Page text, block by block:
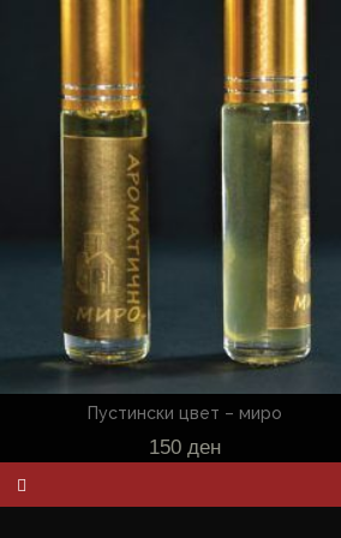
Пустински цвет – миро
150 ден